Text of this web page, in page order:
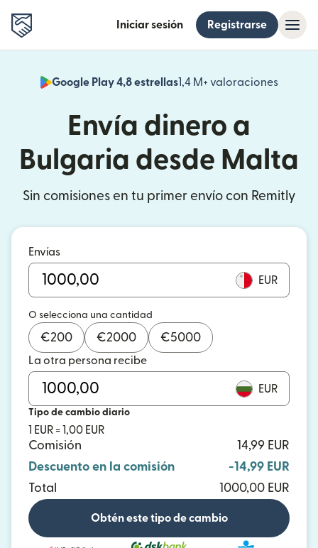
Iniciar sesión Registrarse
Google Play 4,8 estrellas1,4 M+ valoraciones
(se
Envía dinero a
Bulgaria desde Malta
Sin comisiones en tu primer envío con Remitly
Envías
EUR
O selecciona una cantidad
€200 €2000 €5000
La otra persona recibe
EUR
Tipo de cambio diario
1 EUR = 1,00 EUR
Comisión
14,99 EUR
Descuento en la comisión
-14,99 EUR
Total
1000,00 EUR
Obtén este tipo de cambio